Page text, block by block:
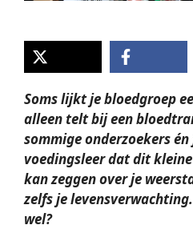
Soms lijkt je bloedgroep
alleen telt bij een
sommige onderzoekers
voedingsleer dat dit
kan zeggen over je
zelfs je
wel?